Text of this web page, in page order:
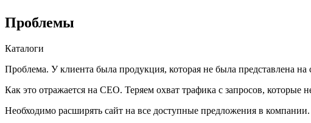
Проблемы
Каталоги
Проблема. У клиента была продукция, которая не была представлена на
Как это отражается на СЕО. Теряем охват трафика с запросов, которые
Необходимо расширять сайт на все доступные предложения в компании.